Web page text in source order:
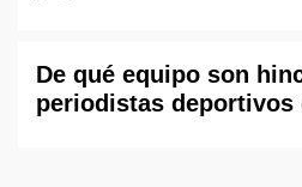
De qué equipo son
periodistas deportivos